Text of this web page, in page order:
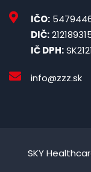
IČO:
DIČ:
IČ DPH:
info@zzz.sk
SKY